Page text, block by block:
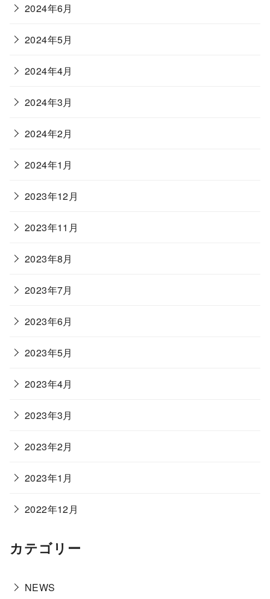
2024年6月
2024年5月
2024年4月
2024年3月
2024年2月
2024年1月
2023年12月
2023年11月
2023年8月
2023年7月
2023年6月
2023年5月
2023年4月
2023年3月
2023年2月
2023年1月
2022年12月
カテゴリー
NEWS